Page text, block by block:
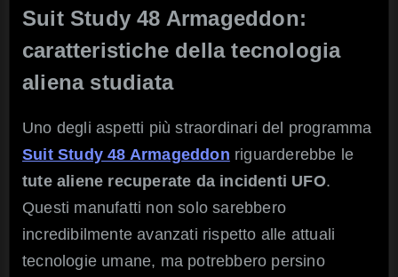
Suit Study 48 Armageddon:
caratteristiche della tecnologia
aliena studiata
Uno degli aspetti più straordinari del programma
Suit Study 48 Armageddon riguarderebbe le
tute aliene recuperate da incidenti UFO.
Questi manufatti non solo sarebbero
incredibilmente avanzati rispetto alle attuali
tecnologie umane, ma potrebbero persino